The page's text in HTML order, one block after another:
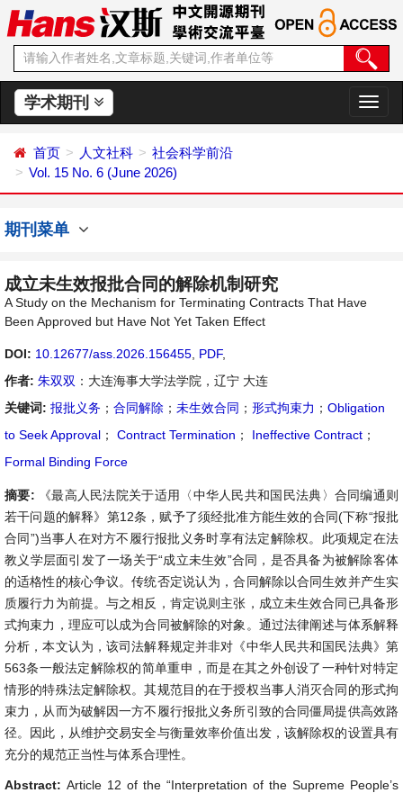
学术期刊
切
换
首页 人文社科
社会科学前沿
Vol. 15 No. 6 (June 2026)
期刊菜单
成立未生效报批合同的解除机制研究
A Study on the Mechanism for Terminating Contracts That Have
Been Approved but Have Not Yet Taken Effect
DOI: 10.12677/ass.2026.156455 PDF,
作者: 朱双双 ：大连海事大学法学院，辽宁 大连
关键词: 报批义务 ； 合同解除 ； 未生效合同 ； 形式拘束力 ； Obligation
to Seek Approval ； Contract Termination ； Ineffective Contract ；
Formal Binding Force
摘要:
《最高人民法院关于适用〈中华人民共和国民法典〉合同编通则
若干问题的解释》第12条，赋予了须经批准方能生效的合同(下称“报批
合同”)当事人在对方不履行报批义务时享有法定解除权。此项规定在法
教义学层面引发了一场关于“成立未生效”合同，是否具备为被解除客体
的适格性的核心争议。传统否定说认为，合同解除以合同生效并产生实
质履行力为前提。与之相反，肯定说则主张，成立未生效合同已具备形
式拘束力，理应可以成为合同被解除的对象。通过法律阐述与体系解释
分析，本文认为，该司法解释规定并非对《中华人民共和国民法典》第
563条一般法定解除权的简单重申，而是在其之外创设了一种针对特定
情形的特殊法定解除权。其规范目的在于授权当事人消灭合同的形式拘
束力，从而为破解因一方不履行报批义务所引致的合同僵局提供高效路
径。因此，从维护交易安全与衡量效率价值出发，该解除权的设置具有
充分的规范正当性与体系合理性。
Abstract: Article 12 of the “Interpretation of the Supreme People’s